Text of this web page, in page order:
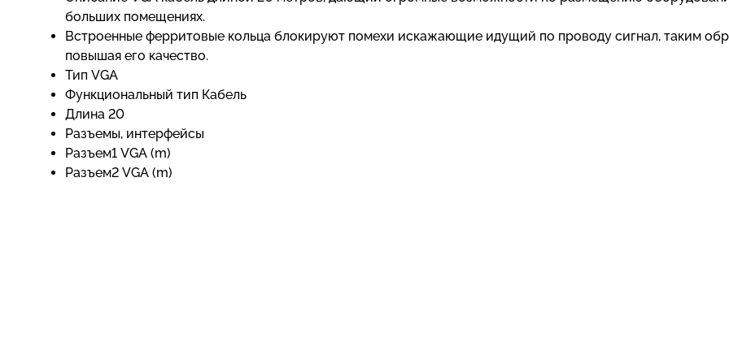
больших помещениях.
Встроенные ферритовые кольца блокируют помехи искажающие идущий по проводу сигнал, таким
повышая его качество.
Тип VGA
Функциональный тип Кабель
Длина 20
Разъемы, интерфейсы
Разъем1 VGA (m)
Разъем2 VGA (m)